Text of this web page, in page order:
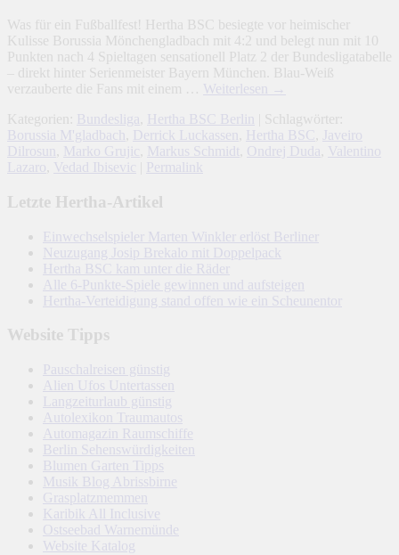
Was für ein Fußballfest! Hertha BSC besiegte vor heimischer
Kulisse Borussia Mönchengladbach mit 4:2 und belegt nun mit 10
Punkten nach 4 Spieltagen sensationell Platz 2 der Bundesligatabelle
– direkt hinter Serienmeister Bayern München. Blau-Weiß
verzauberte die Fans mit einem … Weiterlesen
→
Kategorien:
Bundesliga Hertha BSC Berlin
| Schlagwörter:
Borussia M'gladbach
Derrick Luckassen Hertha BSC
Javeiro
Dilrosun
Marko Grujic Markus Schmidt Ondrej Duda
Valentino
Lazaro
Vedad Ibisevic Permalink
Letzte Hertha-Artikel
Einwechselspieler Marten Winkler erlöst Berliner
Neuzugang Josip Brekalo mit Doppelpack
Hertha BSC kam unter die Räder
Alle 6-Punkte-Spiele gewinnen und aufsteigen
Hertha-Verteidigung stand offen wie ein Scheunentor
Website Tipps
Pauschalreisen günstig
Alien Ufos Untertassen
Langzeiturlaub günstig
Autolexikon Traumautos
Automagazin Raumschiffe
Berlin Sehenswürdigkeiten
Blumen Garten Tipps
Musik Blog Abrissbirne
Grasplatzmemmen
Karibik All Inclusive
Ostseebad Warnemünde
Website Katalog